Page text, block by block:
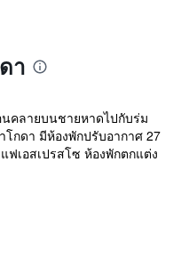
า
คลายบนชายหาดไปกับร่ม
กดา มีห้องพักปรับอากาศ 27
ฟเอสเปรสโซ ห้องพักตกแต่ง